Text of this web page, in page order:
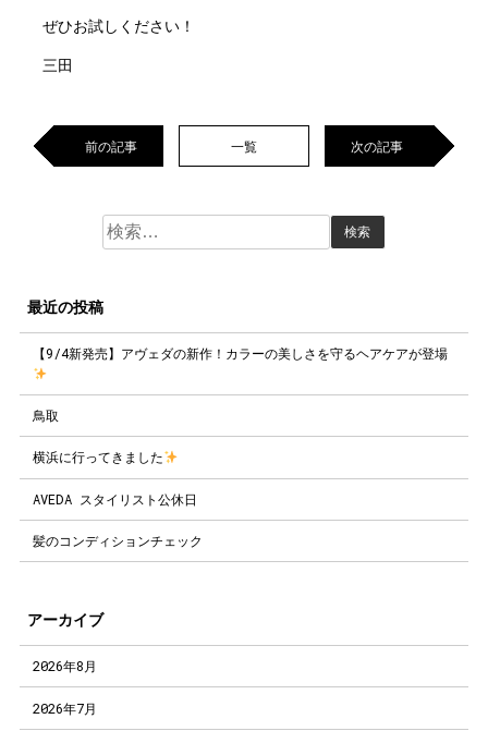
ぜひお試しください！
三田
前の記事 一覧 次の記事
検
索:
最近の投稿
【9/4新発売】アヴェダの新作！カラーの美しさを守るヘアケアが登場
鳥取
横浜に行ってきました
AVEDA スタイリスト公休日
髪のコンディションチェック
アーカイブ
2026年8月
2026年7月